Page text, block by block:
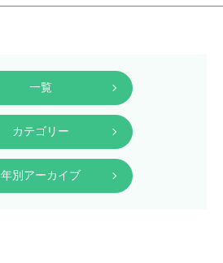
一覧
カテゴリー
年別アーカイブ